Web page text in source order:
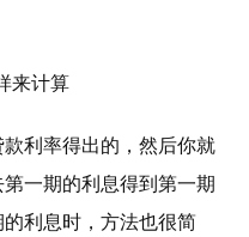
来计算
利率得出的，然后你就
一期的利息得到第一期
利息时，方法也很简